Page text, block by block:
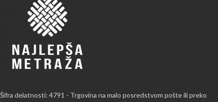
Šifra delatnosti: 4791 - Trgovina na malo posredstvom pošte ili preko